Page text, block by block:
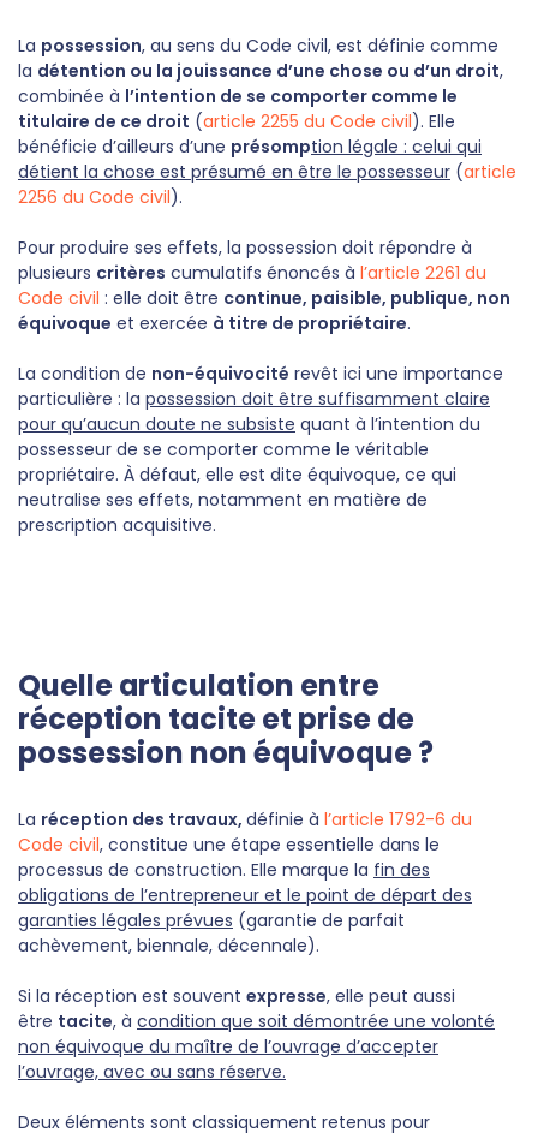
La possession, au sens du Code civil, est définie comme
la détention ou la jouissance d’une chose ou d’un droit,
combinée à l’intention de se comporter comme le
titulaire de ce droit (article 2255 du Code civil). Elle
bénéficie d’ailleurs d’une présomption légale : celui qui
détient la chose est présumé en être le possesseur (article
2256 du Code civil).
Pour produire ses effets, la possession doit répondre à
plusieurs critères cumulatifs énoncés à l’article 2261 du
Code civil : elle doit être continue, paisible, publique, non
équivoque et exercée à titre de propriétaire.
La condition de non-équivocité revêt ici une importance
particulière : la possession doit être suffisamment claire
pour qu’aucun doute ne subsiste quant à l’intention du
possesseur de se comporter comme le véritable
propriétaire. À défaut, elle est dite équivoque, ce qui
neutralise ses effets, notamment en matière de
prescription acquisitive.
Quelle articulation entre
réception tacite et prise de
possession non équivoque ?
La réception des travaux, définie à l’article 1792-6 du
Code civil, constitue une étape essentielle dans le
processus de construction. Elle marque la fin des
obligations de l’entrepreneur et le point de départ des
garanties légales prévues (garantie de parfait
achèvement, biennale, décennale).
Si la réception est souvent expresse, elle peut aussi
être tacite, à condition que soit démontrée une volonté
non équivoque du maître de l’ouvrage d’accepter
l’ouvrage, avec ou sans réserve.
Deux éléments sont classiquement retenus pour